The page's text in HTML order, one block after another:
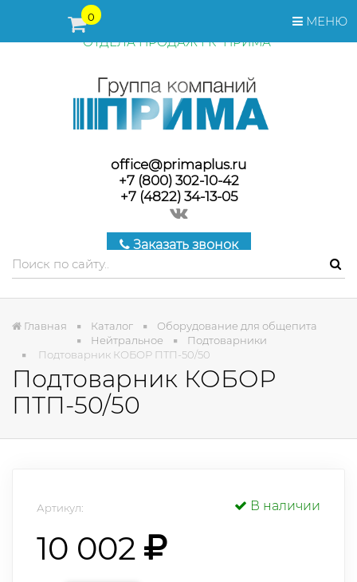
МЕНЮ
0
ПЕРЕД ОФОРМЛЕНИЕМ ЗАКАЗА, СТОИМОСТЬ И СРОКИ
ПОСТАВКИ ТОВАРА УТОЧНЯЙТЕ У МЕНЕДЖЕРОВ
ОТДЕЛА ПРОДАЖ ГК "ПРИМА"
office@primaplus.ru
+7 (800) 302-10-42
+7 (4822) 34-13-05
Заказать звонок
Главная Каталог
Оборудование для общепита
Нейтральное
Подтоварники
Подтоварник КОБОР ПТП-50/50
Подтоварник КОБОР
ПТП-50/50
Артикул: В наличии
10 002